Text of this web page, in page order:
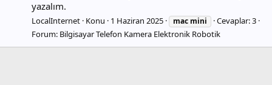
yazalım.
LocalInternet Konu 1 Haziran 2025 mac mini
Cevaplar: 3
Forum: Bilgisayar Telefon Kamera Elektronik Robotik